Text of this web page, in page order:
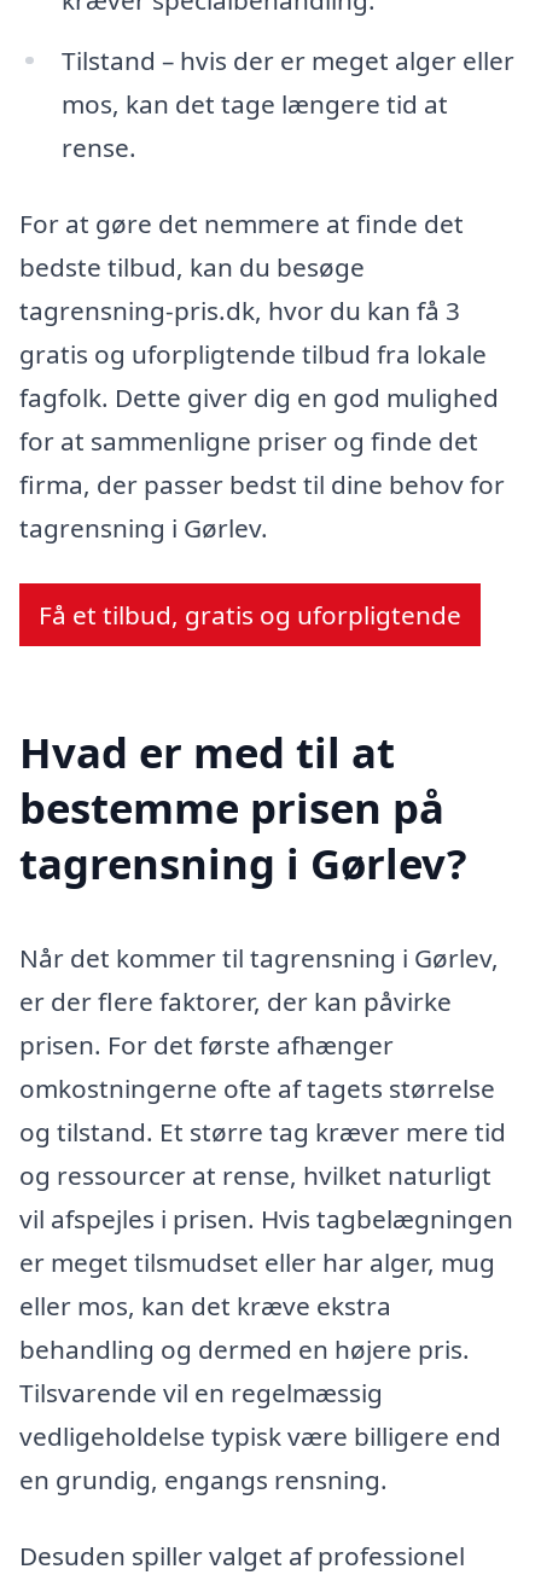
Tilstand – hvis der er meget alger eller
mos, kan det tage længere tid at
rense.
For at gøre det nemmere at finde det
bedste tilbud, kan du besøge
tagrensning-pris.dk, hvor du kan få 3
gratis og uforpligtende tilbud fra lokale
fagfolk. Dette giver dig en god mulighed
for at sammenligne priser og finde det
firma, der passer bedst til dine behov for
tagrensning i Gørlev.
Få et tilbud, gratis og uforpligtende
Hvad er med til at
bestemme prisen på
tagrensning i Gørlev?
Når det kommer til tagrensning i Gørlev,
er der flere faktorer, der kan påvirke
prisen. For det første afhænger
omkostningerne ofte af tagets størrelse
og tilstand. Et større tag kræver mere tid
og ressourcer at rense, hvilket naturligt
vil afspejles i prisen. Hvis tagbelægningen
er meget tilsmudset eller har alger, mug
eller mos, kan det kræve ekstra
behandling og dermed en højere pris.
Tilsvarende vil en regelmæssig
vedligeholdelse typisk være billigere end
en grundig, engangs rensning.
Desuden spiller valget af professionel